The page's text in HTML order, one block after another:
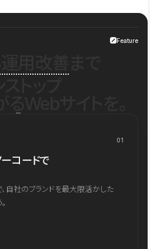
Feature
01
コードで
自社のブランドを最大限活かした